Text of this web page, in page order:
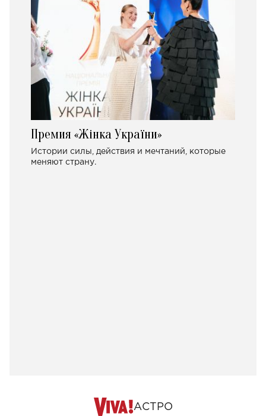
Премия «Жінка України»
Истории силы, действия и мечтаний, которые
меняют страну.
АСТРО